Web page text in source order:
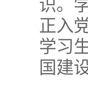
识。
正入
学习
国建